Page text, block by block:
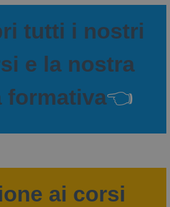
tutti i nostri
e la nostra
formativa👈
ai corsi